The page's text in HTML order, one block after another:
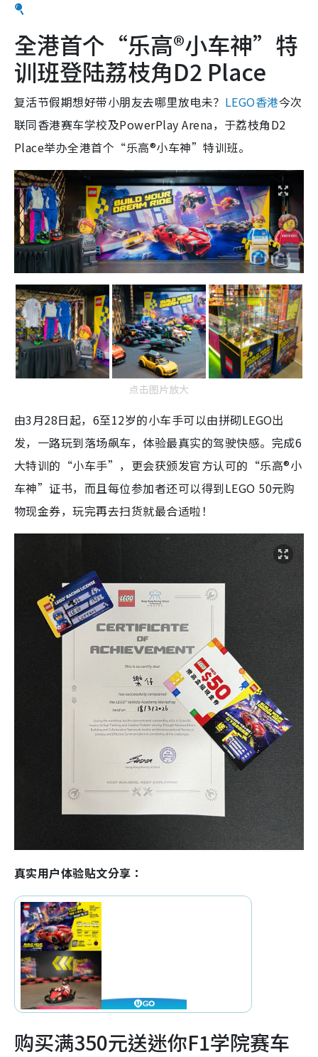
全港首个“乐高®小车神”特
训班登陆荔枝角D2 Place
复活节假期想好带小朋友去哪里放电未？ LEGO香港今次
联同香港赛车学校及PowerPlay Arena，于荔枝角D2
Place举办全港首个“乐高®小车神”特训班。
点击图片放大
由3月28日起，6至12岁的小车手可以由拼砌LEGO出
发，一路玩到落场飙车，体验最真实的驾驶快感。完成6
大特训的“小车手”，更会获颁发官方认可的“乐高®小
车神”证书，而且每位参加者还可以得到LEGO 50元购
物现金券，玩完再去扫货就最合适啦！
真实用户体验贴文分享：
购买满350元送迷你F1学院赛车